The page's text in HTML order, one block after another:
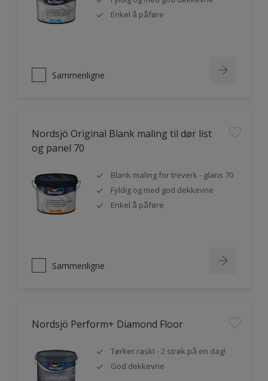
Enkel å påføre
Sammenligne
Nordsjö Original Blank maling til dør list
og panel 70
Blank maling for treverk - glans 70
Fyldig og med god dekkevne
Enkel å påføre
Sammenligne
Nordsjö Perform+ Diamond Floor
Tørker raskt - 2 strøk på en dag!
God dekkevne